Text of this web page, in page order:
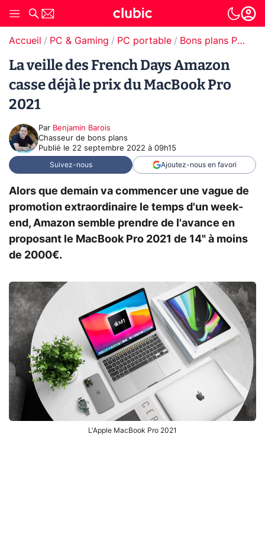
Accueil PC & Gaming PC portable Bons plans PC portable
La veille des French Days Amazon
casse déjà le prix du MacBook Pro
2021
Par Benjamin Barois
Chasseur de bons plans
Publié le 22 septembre 2022 à 09h15
Suivez-nous Ajoutez-nous en favori
Alors que demain va commencer une vague de
promotion extraordinaire le temps d'un week-
end, Amazon semble prendre de l'avance en
proposant le MacBook Pro 2021 de 14" à moins
de 2000€.
L'Apple MacBook Pro 2021